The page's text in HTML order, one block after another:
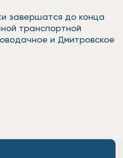
завершатся до конца
транспортной
и Дмитровское